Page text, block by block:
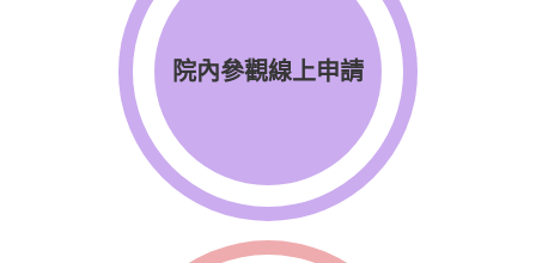
院內參觀線上申請